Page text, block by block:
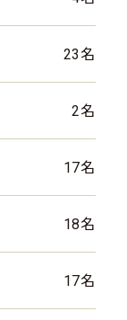
23名
2名
17名
18名
17名